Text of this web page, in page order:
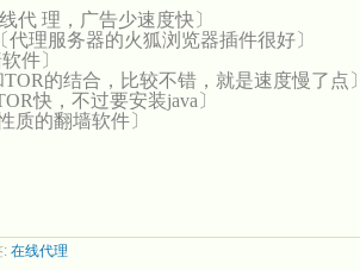
代 理，广告少速度快〕
〔代理服务器的火狐浏览器插件很好〕
件〕
的结合，比较不错，就是速度慢了点〕
快，不过要安装java〕
质的翻墙软件〕
: 在线代理